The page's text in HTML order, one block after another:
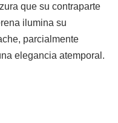
que su contraparte
ilumina su
parcialmente
elegancia atemporal.